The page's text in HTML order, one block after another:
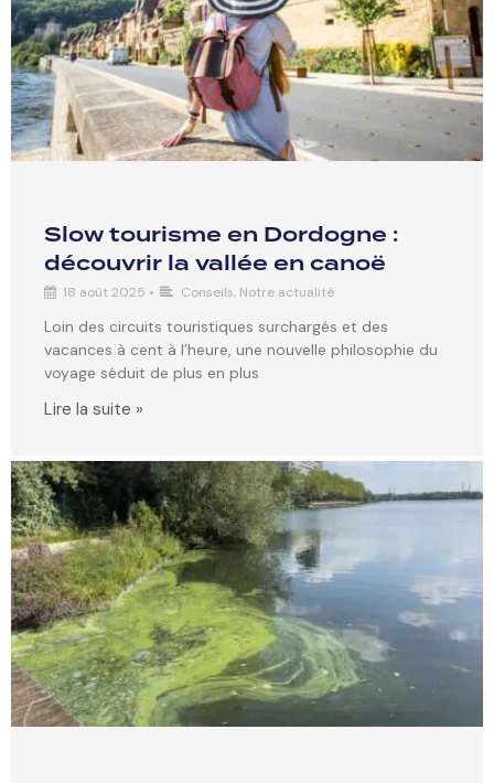
Slow tourisme en Dordogne :
découvrir la vallée en canoë
18 août 2025 • Conseils, Notre actualité
Loin des circuits touristiques surchargés et des
vacances à cent à l’heure, une nouvelle philosophie du
voyage séduit de plus en plus
Lire la suite »